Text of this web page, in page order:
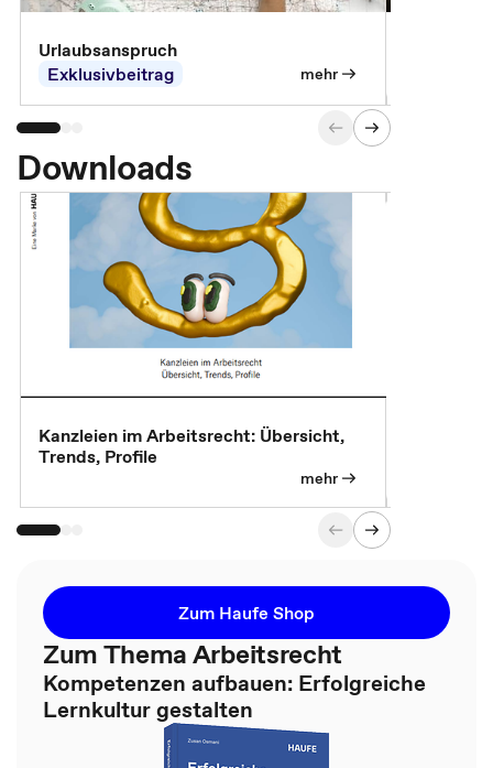
Urlaubsanspruch
Exklusivbeitrag
mehr
Downloads
Kanzleien im Arbeitsrecht: Übersicht,
Trends, Profile
mehr
Zum Haufe Shop
Zum Thema Arbeitsrecht
Kompetenzen aufbauen: Erfolgreiche
Lernkultur gestalten